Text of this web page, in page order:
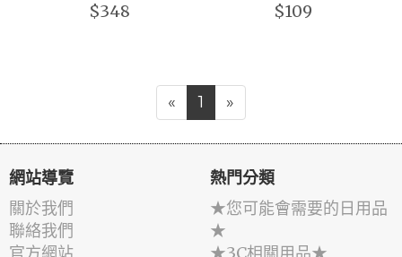
$348 $109
« 1 »
網站導覽
關於我們
聯絡我們
熱門分類
★您可能會需要的日用品
★